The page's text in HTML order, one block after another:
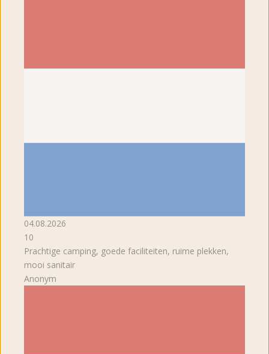
04.08.2026
10
Prachtige camping, goede faciliteiten, ruime plekken,
mooi sanitair
Anonym